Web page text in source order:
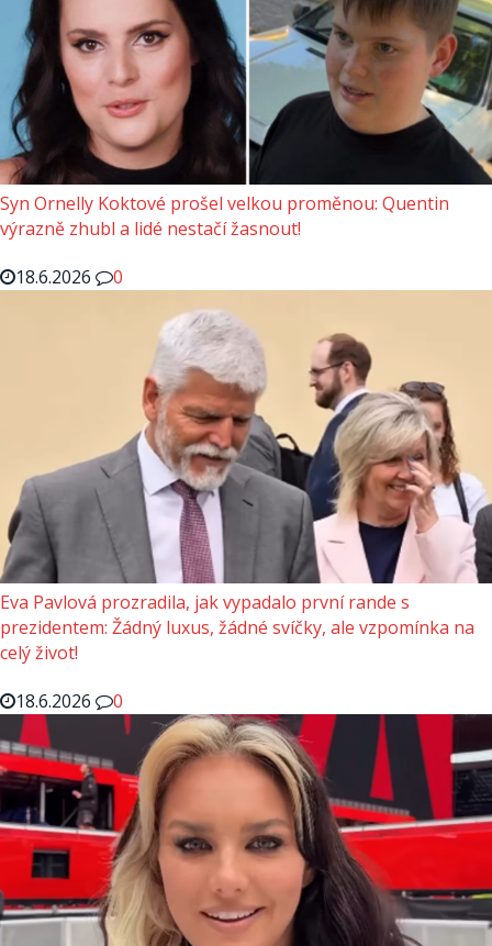
Syn Ornelly Koktové prošel velkou proměnou: Quentin
výrazně zhubl a lidé nestačí žasnout!
18.6.2026
0
Eva Pavlová prozradila, jak vypadalo první rande s
prezidentem: Žádný luxus, žádné svíčky, ale vzpomínka na
celý život!
18.6.2026
0